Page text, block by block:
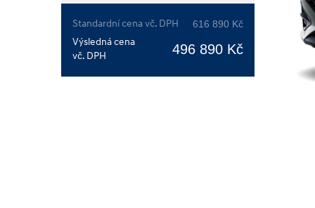
Standardní cena vč. DPH 616 890 Kč
Výsledná cena
vč. DPH
496 890 Kč